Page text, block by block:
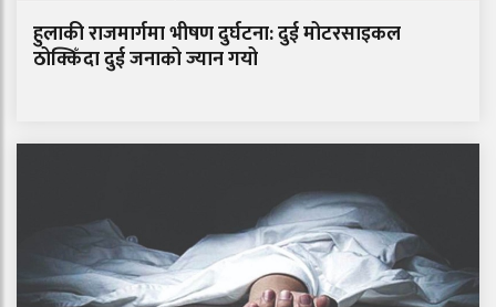
हुलाकी राजमार्गमा भीषण दुर्घटना: दुई मोटरसाइकल
ठोक्किँदा दुई जनाको ज्यान गयो